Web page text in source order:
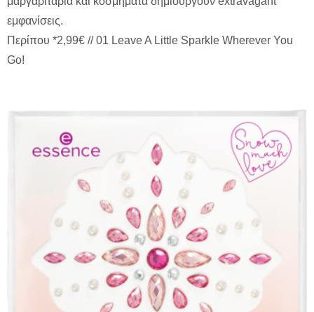
εμφανίσεις.
Περίπου *2,99€ // 01 Leave A Little Sparkle Wherever You
Go!